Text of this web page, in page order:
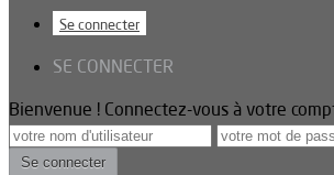
Se connecter
SE CONNECTER
Bienvenue ! Connectez-vous à votre